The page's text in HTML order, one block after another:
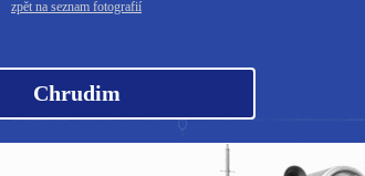
zpět na seznam fotografií
Chrudim